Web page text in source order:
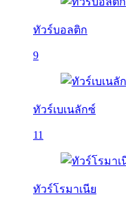
ทัวร์บอลติก
9
ทัวร์เบเนลักซ์
11
ทัวร์โรมาเนีย